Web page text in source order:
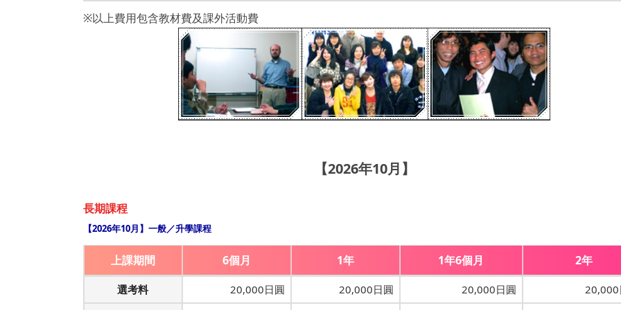
※以上費用包含教材費及課外活動費
【2026年10月】
長期課程
【2026年10月】一般／升學課程
上課期間 6個月 1年 1年6個月 2年
選考料 20,000日圓 20,000日圓 20,000日圓
20,000